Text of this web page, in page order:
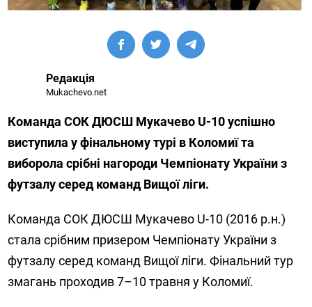
Редакція
Mukachevo.net
Команда СОК ДЮСШ Мукачево U-10 успішно
виступила у фінальному турі в Коломиї та
виборола срібні нагороди Чемпіонату України з
футзалу серед команд Вищої ліги.
Команда СОК ДЮСШ Мукачево U-10 (2016 р.н.)
стала срібним призером Чемпіонату України з
футзалу серед команд Вищої ліги. Фінальний тур
змагань проходив 7–10 травня у Коломиї.